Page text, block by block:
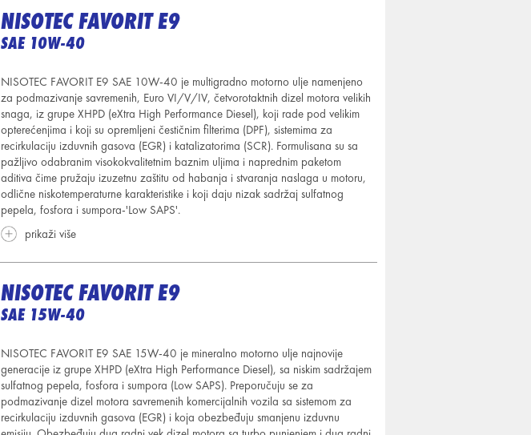
NISOTEC FAVORIT E9
SAE 10W-40
NISOTEC FAVORIT E9 SAE 10W-40 je multigradno motorno ulje namenjeno
za podmazivanje savremenih, Euro VI/V/IV, četvorotaktnih dizel motora velikih
snaga, iz grupe XHPD (eXtra High Performance Diesel), koji rade pod velikim
opterećenjima i koji su opremljeni čestičnim filterima (DPF), sistemima za
recirkulaciju izduvnih gasova (EGR) i katalizatorima (SCR). Formulisana su sa
pažljivo odabranim visokokvalitetnim baznim uljima i naprednim paketom
aditiva čime pružaju izuzetnu zaštitu od habanja i stvaranja naslaga u motoru,
odlične niskotemperaturne karakteristike i koji daju nizak sadržaj sulfatnog
pepela, fosfora i sumpora-'Low SAPS'.
prikaži više
NISOTEC FAVORIT E9
SAE 15W-40
NISOTEC FAVORIT E9 SAE 15W-40 je mineralno motorno ulje najnovije
generacije iz grupe XHPD (eXtra High Performance Diesel), sa niskim sadržajem
sulfatnog pepela, fosfora i sumpora (Low SAPS). Preporučuju se za
podmazivanje dizel motora savremenih komercijalnih vozila sa sistemom za
recirkulaciju izduvnih gasova (EGR) i koja obezbeđuju smanjenu izduvnu